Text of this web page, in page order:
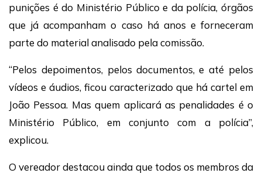
punições é do Ministério Público e da polícia, órgãos
que já acompanham o caso há anos e forneceram
parte do material analisado pela comissão.
“Pelos depoimentos, pelos documentos, e até pelos
vídeos e áudios, ficou caracterizado que há cartel em
João Pessoa. Mas quem aplicará as penalidades é o
Ministério Público, em conjunto com a polícia”,
explicou.
O vereador destacou ainda que todos os membros da